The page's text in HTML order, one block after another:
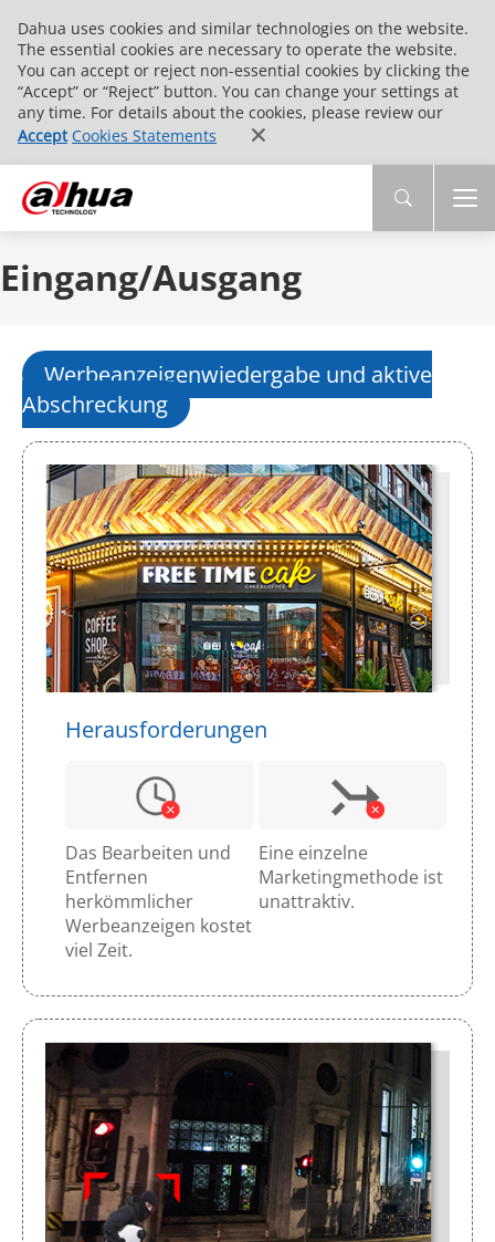
Dahua uses cookies and similar technologies on the website.
The essential cookies are necessary to operate the website.
You can accept or reject non-essential cookies by clicking the
“Accept” or “Reject” button. You can change your settings at
any time. For details about the cookies, please review our
Accept Cookies Statements
Eingang/Ausgang
Werbeanzeigenwiedergabe und aktive
Abschreckung
Herausforderungen
Das Bearbeiten und
Entfernen
herkömmlicher
Werbeanzeigen kostet
viel Zeit.
Eine einzelne
Marketingmethode ist
unattraktiv.